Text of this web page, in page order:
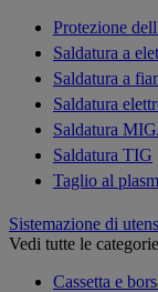
Protezione
Saldatura a
Saldatura a
Saldatura
Saldatura
Saldatura TIG
Taglio al
Sistemazione di
Vedi tutte le categorie
Cassetta e